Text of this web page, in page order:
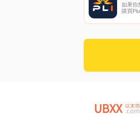
如果你
購買
Bitrue